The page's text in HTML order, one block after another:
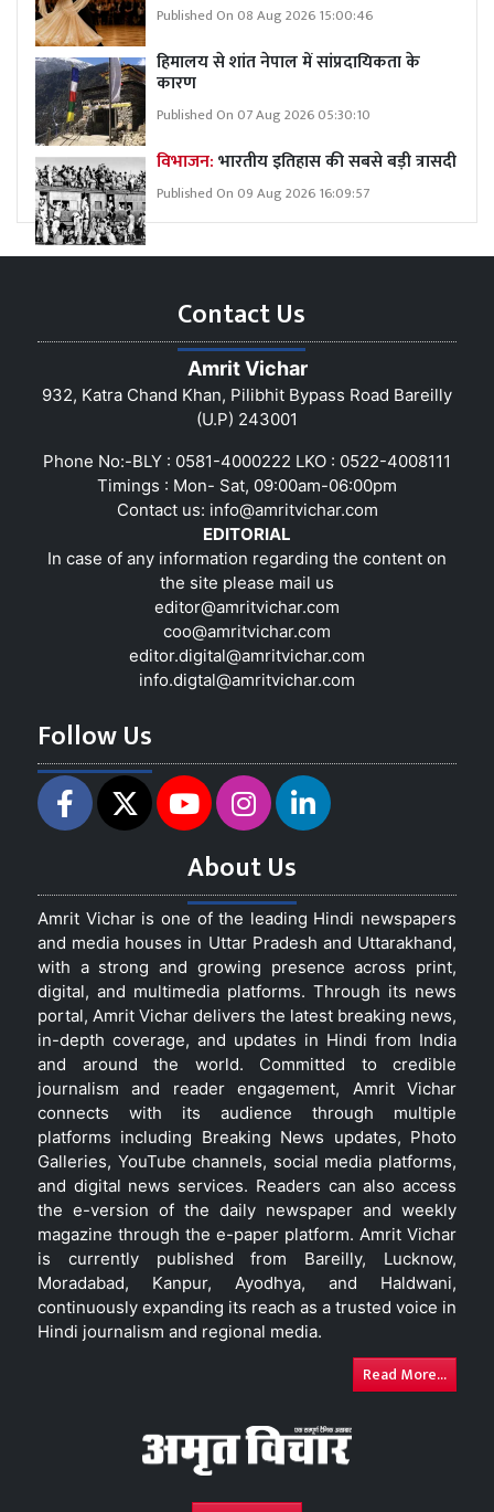
Published On 08 Aug 2026 15:00:46
हिमालय से शांत नेपाल में सांप्रदायिकता के
कारण
Published On 07 Aug 2026 05:30:10
विभाजन:भारतीय इतिहास की सबसे बड़ी त्रासदी
Published On 09 Aug 2026 16:09:57
Contact Us
Amrit Vichar
932, Katra Chand Khan, Pilibhit Bypass Road Bareilly
(U.P) 243001
Phone No:-BLY : 0581-4000222 LKO : 0522-4008111
Timings : Mon- Sat, 09:00am-06:00pm
Contact us: info@amritvichar.com
EDITORIAL
In case of any information regarding the content on
the site please mail us
editor@amritvichar.com
coo@amritvichar.com
editor.digital@amritvichar.com
info.digtal@amritvichar.com
Follow Us
About Us
Amrit Vichar is one of the leading Hindi newspapers
and media houses in Uttar Pradesh and Uttarakhand,
with a strong and growing presence across print,
digital, and multimedia platforms. Through its news
portal, Amrit Vichar delivers the latest breaking news,
in-depth coverage, and updates in Hindi from India
and around the world. Committed to credible
journalism and reader engagement, Amrit Vichar
connects with its audience through multiple
platforms including Breaking News updates, Photo
Galleries, YouTube channels, social media platforms,
and digital news services. Readers can also access
the e-version of the daily newspaper and weekly
magazine through the e-paper platform. Amrit Vichar
is currently published from Bareilly, Lucknow,
Moradabad, Kanpur, Ayodhya, and Haldwani,
continuously expanding its reach as a trusted voice in
Hindi journalism and regional media.
Read More...